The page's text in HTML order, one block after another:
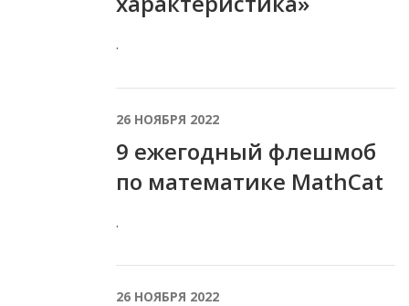
.
26 НОЯБРЯ 2022
9 ежегодный флешмоб
по математике MathCat
.
26 НОЯБРЯ 2022